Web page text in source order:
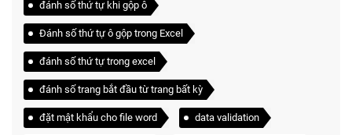
đánh số thứ tự khi gộp ô
Đánh số thứ tự ô gộp trong Excel
đánh số thứ tự trong excel
đánh số trang bắt đầu từ trang bất kỳ
đặt mật khẩu cho file word data validation